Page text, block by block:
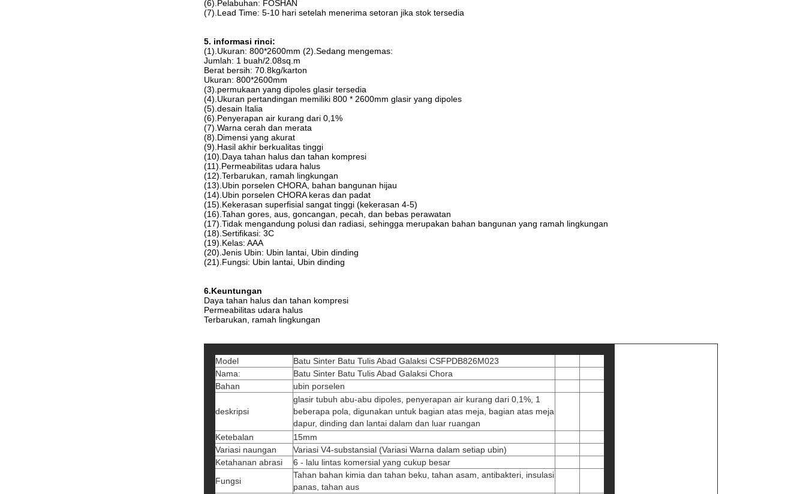
(6).Pelabuhan: FOSHAN
(7).Lead Time: 5-10 hari setelah menerima setoran jika stok tersedia
5. informasi rinci:
(1).Ukuran: 800*2600mm (2).Sedang mengemas:
Jumlah: 1 buah/2.08sq.m
Berat bersih: 70.8kg/karton
Ukuran: 800*2600mm
(3).permukaan yang dipoles glasir tersedia
(4).Ukuran pertandingan memiliki 800 * 2600mm glasir yang dipoles
(5).desain Italia
(6).Penyerapan air kurang dari 0,1%
(7).Warna cerah dan merata
(8).Dimensi yang akurat
(9).Hasil akhir berkualitas tinggi
(10).Daya tahan halus dan tahan kompresi
(11).Permeabilitas udara halus
(12).Terbarukan, ramah lingkungan
(13).Ubin porselen CHORA, bahan bangunan hijau
(14).Ubin porselen CHORA keras dan padat
(15).Kekerasan superfisial sangat tinggi (kekerasan 4-5)
(16).Tahan gores, aus, goncangan, pecah, dan bebas perawatan
(17).Tidak mengandung polusi dan radiasi, sehingga merupakan bahan bangunan yang ramah lingkungan
(18).Sertifikasi: 3C
(19).Kelas: AAA
(20).Jenis Ubin: Ubin lantai, Ubin dinding
(21).Fungsi: Ubin lantai, Ubin dinding
6.Keuntungan
Daya tahan halus dan tahan kompresi
Permeabilitas udara halus
Terbarukan, ramah lingkungan
Model
Batu Sinter Batu Tulis Abad Galaksi CSFPDB826M023
Nama:
Batu Sinter Batu Tulis Abad Galaksi Chora
Bahan
ubin porselen
deskripsi
glasir tubuh abu-abu dipoles, penyerapan air kurang dari 0,1%, 1
beberapa pola, digunakan untuk bagian atas meja, bagian atas meja
dapur, dinding dan lantai dalam dan luar ruangan
Ketebalan
15mm
Variasi naungan
Variasi V4-substansial (Variasi Warna dalam setiap ubin)
Ketahanan abrasi
6 - lalu lintas komersial yang cukup besar
Fungsi
Tahan bahan kimia dan tahan beku, tahan asam, antibakteri, insulasi
panas, tahan aus